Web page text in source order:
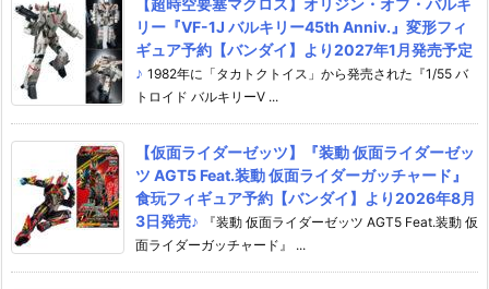
リー『VF-1J バルキリー45th Anniv.』変形フィ
ギュア予約【バンダイ】より2027年1月発売予定
♪ 1982年に「タカトクトイス」から発売された『1/55 バ
トロイド バルキリーV ...
【仮面ライダーゼッツ】『装動 仮面ライダーゼッ
ツ AGT5 Feat.装動 仮面ライダーガッチャード』
食玩フィギュア予約【バンダイ】より2026年8月
3日発売♪
『装動 仮面ライダーゼッツ AGT5 Feat.装動 仮
面ライダーガッチャード』 ...